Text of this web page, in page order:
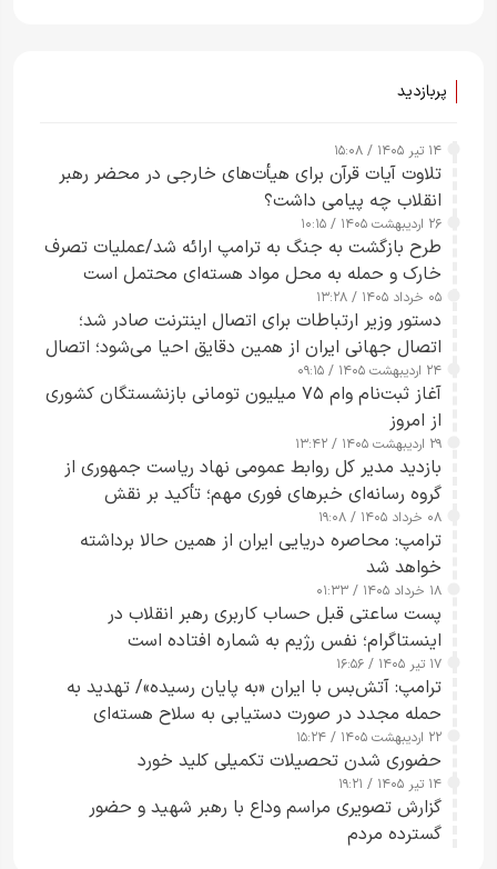
پربازدید
۱۴ تیر ۱۴۰۵ / ۱۵:۰۸
تلاوت آیات قرآن برای هیأت‌های خارجی در محضر رهبر
انقلاب چه پیامی داشت؟
۲۶ اردیبهشت ۱۴۰۵ / ۱۰:۱۵
طرح‌ بازگشت به جنگ به ترامپ ارائه شد/عملیات تصرف
خارک و حمله به محل مواد هسته‌ای محتمل است
۰۵ خرداد ۱۴۰۵ / ۱۳:۲۸
دستور وزیر ارتباطات برای اتصال اینترنت صادر شد؛
اتصال جهانی ایران از همین دقایق احیا می‌شود؛ اتصال
کامل مردم تا ۲۴ ساعت آینده
۲۴ اردیبهشت ۱۴۰۵ / ۰۹:۱۵
آغاز ثبت‌نام وام ۷۵ میلیون تومانی بازنشستگان کشوری
از امروز
۲۹ اردیبهشت ۱۴۰۵ / ۱۳:۴۲
بازدید مدیر کل روابط عمومی نهاد ریاست جمهوری از
گروه رسانه‌ای خبرهای فوری مهم؛ تأکید بر نقش
رسانه‌های هوشمند و مسئول در ارتقای آگاهی عمومی
۰۸ خرداد ۱۴۰۵ / ۱۹:۰۸
ترامپ: محاصره دریایی ایران از همین حالا برداشته
خواهد شد
۱۸ خرداد ۱۴۰۵ / ۰۱:۳۳
پست ساعتی قبل حساب کاربری رهبر انقلاب در
اینستاگرام؛ نفس رژیم به شماره افتاده است​
۱۷ تیر ۱۴۰۵ / ۱۶:۵۶
ترامپ: آتش‌بس با ایران «به پایان رسیده»/ تهدید به
حمله مجدد در صورت دستیابی به سلاح هسته‌ای
۲۲ اردیبهشت ۱۴۰۵ / ۱۵:۲۴
حضوری شدن تحصیلات تکمیلی کلید خورد
۱۴ تیر ۱۴۰۵ / ۱۹:۲۱
گزارش تصویری مراسم وداع با رهبر شهید و حضور
گسترده مردم